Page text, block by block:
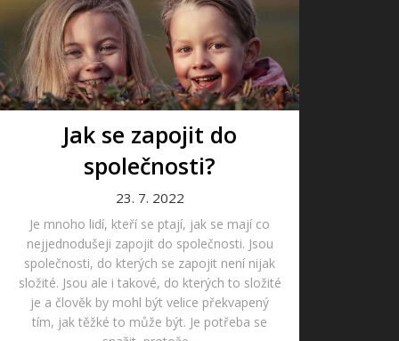
Jak se zapojit do
společnosti?
23. 7. 2022
Je mnoho lidí, kteří se ptají, jak se mají co
nejjednodušeji zapojit do společnosti. Jsou
společnosti, do kterých se zapojit není nijak
složité. Jsou ale i takové, do kterých to složité
je a člověk by mohl být velice překvapený
tím, jak těžké to může být. Je potřeba se